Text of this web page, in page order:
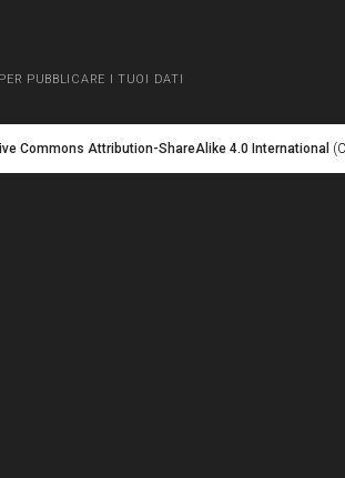
PUBBLICARE I TUOI DATI
Commons Attribution-ShareAlike 4.0 International